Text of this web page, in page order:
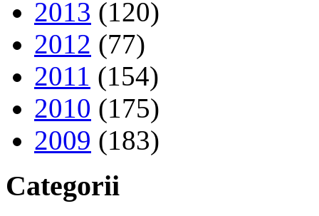
2013 (120)
2012 (77)
2011 (154)
2010 (175)
2009 (183)
Categorii